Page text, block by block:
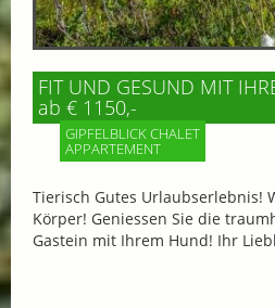
FIT UND GESUND MIT
ab € 1150,-
GIPFELBLICK CHALET
APPARTEMENT
Tierisch Gutes Urlaubserlebnis!
Körper! Geniessen Sie die
Gastein mit Ihrem Hund! Ihr